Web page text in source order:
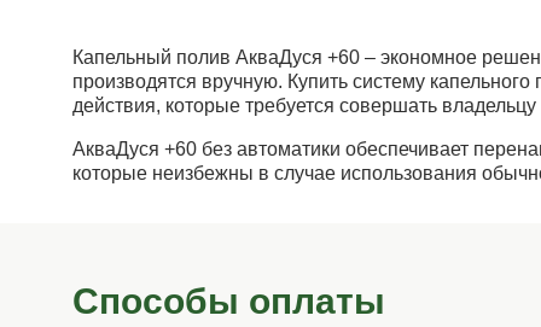
Капельный полив АкваДуся +60 – экономное
производятся вручную. Купить систему
действия, которые требуется совершать
АкваДуся +60 без автоматики обеспечивает
которые неизбежны в случае использования
Способы оплаты